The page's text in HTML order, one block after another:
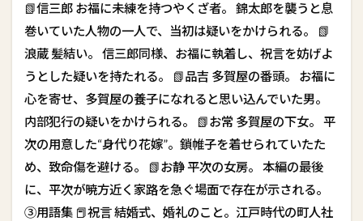
📗信三郎 お福に未練を持つやくざ者。 錦太郎を襲うと息
巻いていた人物の一人で、当初は疑いをかけられる。 📗
浪蔵 髪結い。 信三郎同様、お福に執着し、祝言を妨げよ
うとした疑いを持たれる。 📗品吉 多賀屋の番頭。 お福に
心を寄せ、多賀屋の養子になれると思い込んでいた男。
内部犯行の疑いをかけられる。 📗お常 多賀屋の下女。 平
次の用意した“身代り花嫁”。鎖帷子を着せられていたた
め、致命傷を避ける。 📗お静 平次の女房。 本編の最後
に、平次が暁方近く家路を急ぐ場面で存在が示される。
③用語集 📕祝言 結婚式、婚礼のこと。江戸時代の町人社